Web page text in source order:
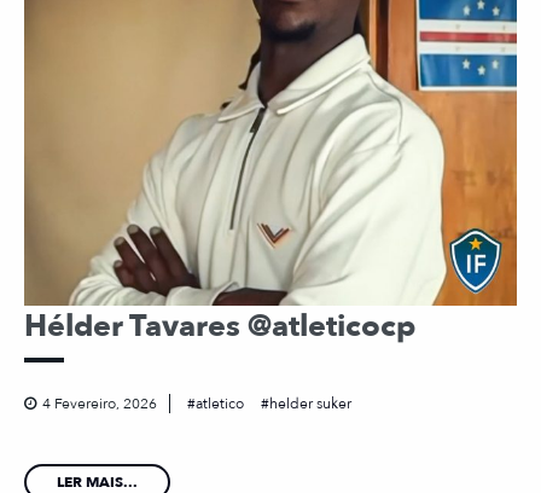
Hélder Tavares @atleticocp
4 Fevereiro, 2026 atletico helder suker
LER MAIS...